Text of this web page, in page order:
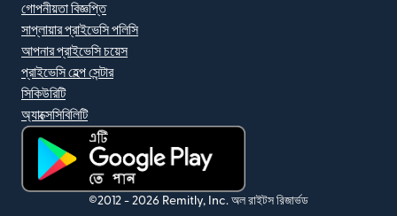
গোপনীয়তা বিজ্ঞপ্তি
সাপ্লায়ার প্রাইভেসি পলিসি
আপনার প্রাইভেসি চয়েস
প্রাইভেসি হেল্প সেন্টার
সিকিউরিটি
অ্যাক্সেসিবিলিটি
(নতুন উইন্ডোতে খুলবে)
©2012 - 2026 Remitly, Inc. অল রাইটস রিজার্ভড